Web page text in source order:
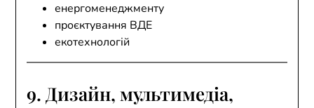
енергоменеджменту
проєктування ВДЕ
екотехнологій
9. Дизайн, мультимедіа,